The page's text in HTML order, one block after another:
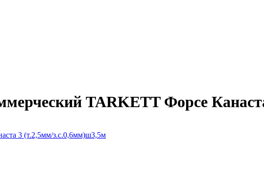
TARKETT Форсе